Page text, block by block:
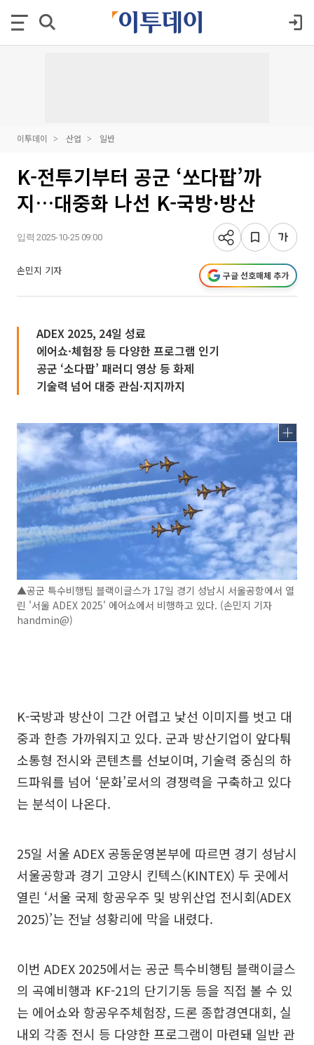
이투데이 산업 일반
K-전투기부터 공군 ‘쏘다팝’까
지…대중화 나선 K-국방·방산
입력 2025-10-25 09:00
손민지 기자 구글 선호매체 추가
ADEX 2025, 24일 성료
에어쇼·체험장 등 다양한 프로그램 인기
공군 ‘소다팝’ 패러디 영상 등 화제
기술력 넘어 대중 관심·지지까지
▲공군 특수비행팀 블랙이글스가 17일 경기 성남시 서울공항에서 열
린 '서울 ADEX 2025' 에어쇼에서 비행하고 있다. (손민지 기자
handmin@)
K-국방과 방산이 그간 어렵고 낯선 이미지를 벗고 대
중과 한층 가까워지고 있다. 군과 방산기업이 앞다퉈
소통형 전시와 콘텐츠를 선보이며, 기술력 중심의 하
드파워를 넘어 ‘문화’로서의 경쟁력을 구축하고 있다
는 분석이 나온다.
25일 서울 ADEX 공동운영본부에 따르면 경기 성남시
서울공항과 경기 고양시 킨텍스(KINTEX) 두 곳에서
열린 ‘서울 국제 항공우주 및 방위산업 전시회(ADEX
2025)’는 전날 성황리에 막을 내렸다.
이번 ADEX 2025에서는 공군 특수비행팀 블랙이글스
의 곡예비행과 KF-21의 단기기동 등을 직접 볼 수 있
는 에어쇼와 항공우주체험장, 드론 종합경연대회, 실
내외 각종 전시 등 다양한 프로그램이 마련돼 일반 관